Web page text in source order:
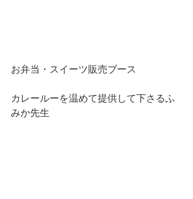
お弁当・スイーツ販売ブース
カレールーを温めて提供して下さるふ
みか先生